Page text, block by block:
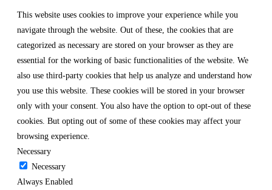
This website uses cookies to improve your experience while you
navigate through the website. Out of these, the cookies that are
categorized as necessary are stored on your browser as they are
essential for the working of basic functionalities of the website. We
also use third-party cookies that help us analyze and understand how
you use this website. These cookies will be stored in your browser
only with your consent. You also have the option to opt-out of these
cookies. But opting out of some of these cookies may affect your
browsing experience.
Necessary
Necessary
Always Enabled